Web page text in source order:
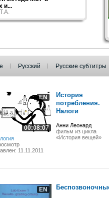
и...
Русский Русские субтитры
EN
00:08:07
11.11.2011
История
потребления.
Налоги
Анни Леонард
фильм из цикла
«История вещей»
EN